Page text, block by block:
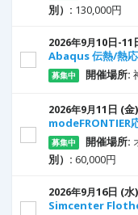
別）: 130,000円
2026年9月10日-11
Abaqus 伝熱/熱
募集中 開催場所:
2026年9月11 日 (金)
modeFRONTIER
募集中 開催場所:
別）: 60,000円
2026年9月16日 (水)
Simcenter